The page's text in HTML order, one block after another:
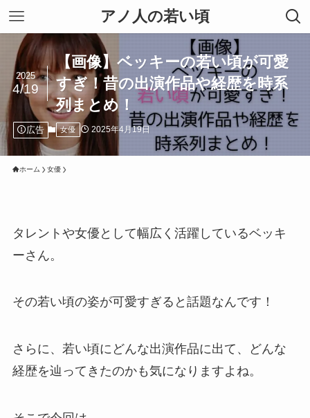
アノ人の若い頃
【画像】ベッキーの若い頃が可愛
すぎ！昔の出演作品や経歴を時系
列まとめ！
2025
4/19
広告 女優 2025年4月19日
ホーム 女優
タレントや女優として幅広く活躍しているベッキ
ーさん。
その若い頃の姿が可愛すぎると話題なんです！
さらに、若い頃にどんな出演作品に出て、どんな
経歴を辿ってきたのかも気になりますよね。